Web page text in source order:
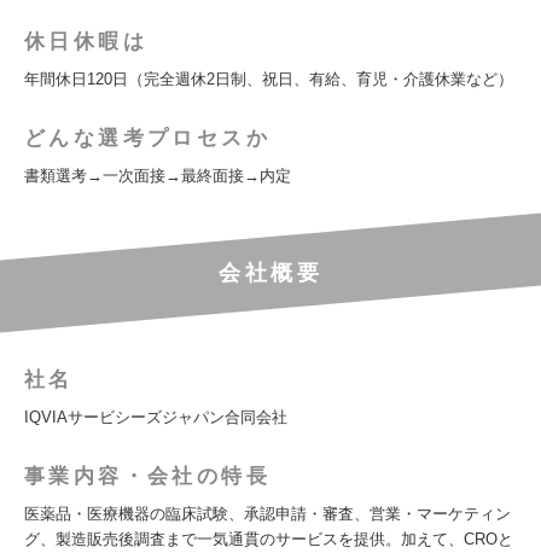
休日休暇は
年間休日120日（完全週休2日制、祝日、有給、育児・介護休業など）
どんな選考プロセスか
書類選考→一次面接→最終面接→内定
会社概要
社名
IQVIAサービシーズジャパン合同会社
事業内容・会社の特長
医薬品・医療機器の臨床試験、承認申請・審査、営業・マーケティン
グ、製造販売後調査まで一気通貫のサービスを提供。加えて、CROと